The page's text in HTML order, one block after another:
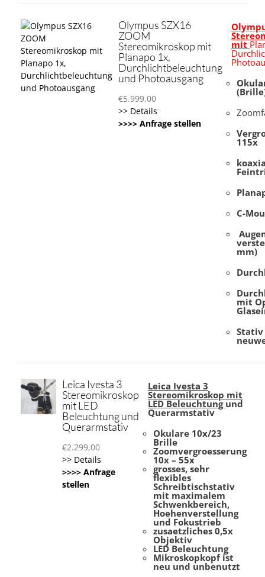
Olympus SZX16
ZOOM
Stereomikroskop mit
Planapo 1x,
Durchlichtbeleuchtung
und Photoausgang
€5.999,00
>> Details
>>>> Anfrage stellen
mit
115x
C-
mm)
mit
Stativ
Leica Ivesta 3
Stereomikroskop
mit LED
Beleuchtung und
Querarmstativ
€2.299,00
>> Details
>>>> Anfrage
stellen
Leica Ivesta 3
Stereomikroskop mit
LED Beleuchtung und
Querarmstativ
Okulare 10x/23
Brille
Zoomvergroesserung
10x – 55x
grosses, sehr
flexibles
Schreibtischstativ
mit maximalem
Schwenkbereich,
Hoehenverstellung
und Fokustrieb
zusaetzliches 0,5x
Objektiv
LED Beleuchtung
Mikroskopkopf ist
neu und unbenutzt